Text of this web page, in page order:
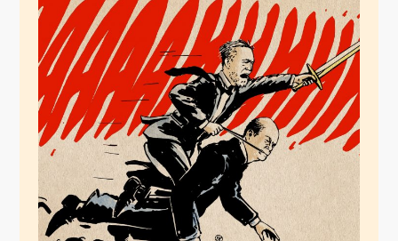
Der Schutz, den die
SPD geben will
Juli 10, 2024